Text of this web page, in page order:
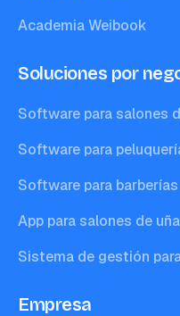
Academia Weibook
Soluciones por
Software para salones
Software para
Software para barberías
App para salones de
Sistema de gestión
Empresa